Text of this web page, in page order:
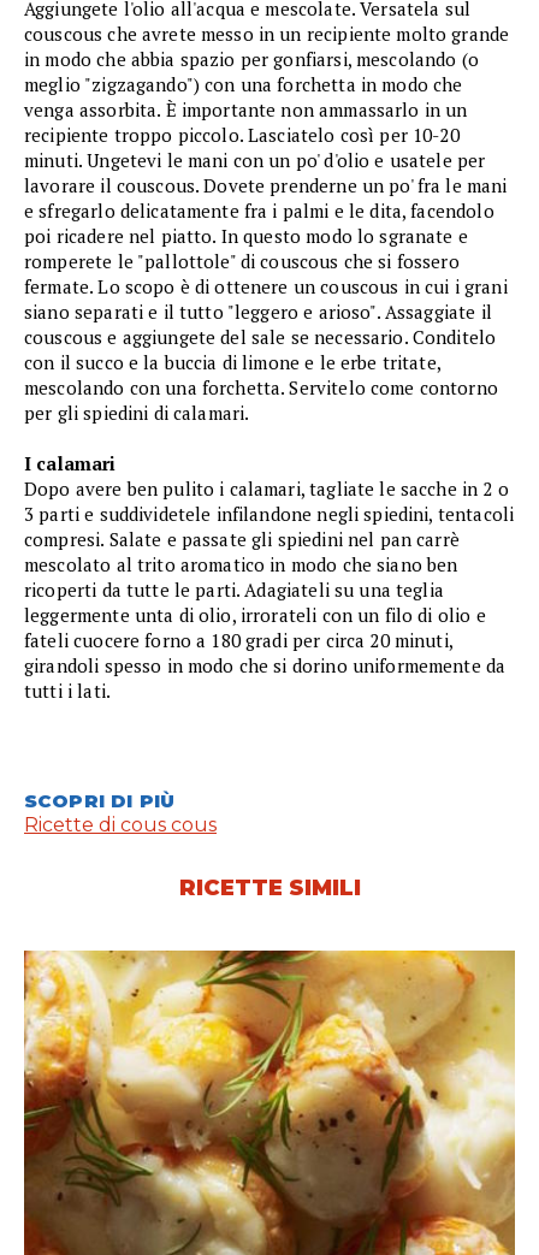
Aggiungete l'olio all'acqua e mescolate. Versatela sul
couscous che avrete messo in un recipiente molto grande
in modo che abbia spazio per gonfiarsi, mescolando (o
meglio "zigzagando") con una forchetta in modo che
venga assorbita. È importante non ammassarlo in un
recipiente troppo piccolo. Lasciatelo così per 10-20
minuti. Ungetevi le mani con un po' d'olio e usatele per
lavorare il couscous. Dovete prenderne un po' fra le mani
e sfregarlo delicatamente fra i palmi e le dita, facendolo
poi ricadere nel piatto. In questo modo lo sgranate e
romperete le "pallottole" di couscous che si fossero
fermate. Lo scopo è di ottenere un couscous in cui i grani
siano separati e il tutto "leggero e arioso". Assaggiate il
couscous e aggiungete del sale se necessario. Conditelo
con il succo e la buccia di limone e le erbe tritate,
mescolando con una forchetta. Servitelo come contorno
per gli spiedini di calamari.
I calamari
Dopo avere ben pulito i calamari, tagliate le sacche in 2 o
3 parti e suddividetele infilandone negli spiedini, tentacoli
compresi. Salate e passate gli spiedini nel pan carrè
mescolato al trito aromatico in modo che siano ben
ricoperti da tutte le parti. Adagiateli su una teglia
leggermente unta di olio, irrorateli con un filo di olio e
fateli cuocere forno a 180 gradi per circa 20 minuti,
girandoli spesso in modo che si dorino uniformemente da
tutti i lati.
SCOPRI DI PIÙ
Ricette di cous cous
RICETTE SIMILI